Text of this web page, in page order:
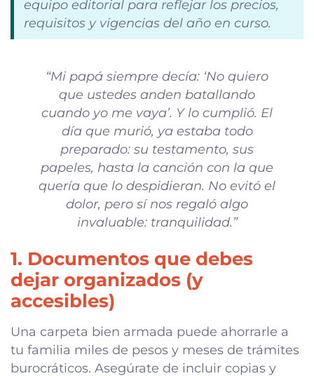
equipo editorial para reflejar los precios,
requisitos y vigencias del año en curso.
“Mi papá siempre decía: ‘No quiero
que ustedes anden batallando
cuando yo me vaya’. Y lo cumplió. El
día que murió, ya estaba todo
preparado: su testamento, sus
papeles, hasta la canción con la que
quería que lo despidieran. No evitó el
dolor, pero sí nos regaló algo
invaluable: tranquilidad.”
1. Documentos que debes
dejar organizados (y
accesibles)
Una carpeta bien armada puede ahorrarle a
tu familia miles de pesos y meses de trámites
burocráticos. Asegúrate de incluir copias y